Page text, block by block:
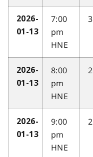
2026-
01-13
7:00
pm
HNE
3
2026-
01-13
8:00
pm
HNE
2
2026-
01-13
9:00
pm
HNE
2